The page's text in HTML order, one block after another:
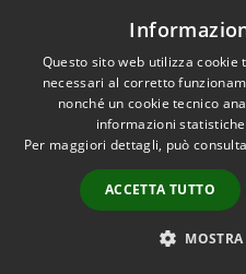
Dichiarazione di
Accessibilità
Questo sito web utilizza
necessari al corretto
nonché un cookie tecnico
informazioni
Per maggiori dettagli, può
ACCETTA TUTTO